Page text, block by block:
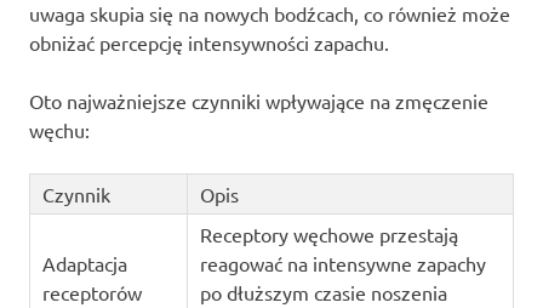
uwaga skupia się na nowych bodźcach, co również może
obniżać percepcję intensywności zapachu.
Oto najważniejsze czynniki wpływające na zmęczenie
węchu:
Czynnik Opis
Adaptacja
receptorów
Receptory węchowe przestają
reagować na intensywne zapachy
po dłuższym czasie noszenia